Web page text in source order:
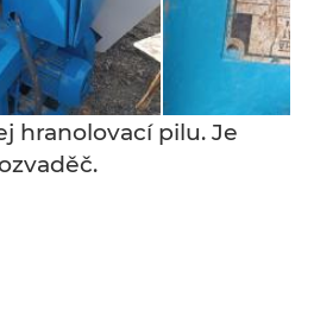
hranolovací pilu. Je